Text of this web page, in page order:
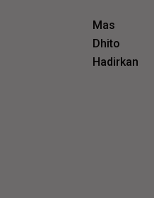
Mas
Dhito
Hadirkan